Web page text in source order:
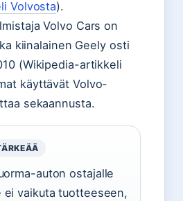
Volvosta).
Volvo Cars on
kiinalainen Geely osti
(Wikipedia-artikkeli
käyttävät Volvo-
sekaannusta.
auton ostajalle
ei vaikuta tuotteeseen,